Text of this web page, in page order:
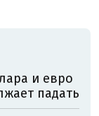
и евро
падать